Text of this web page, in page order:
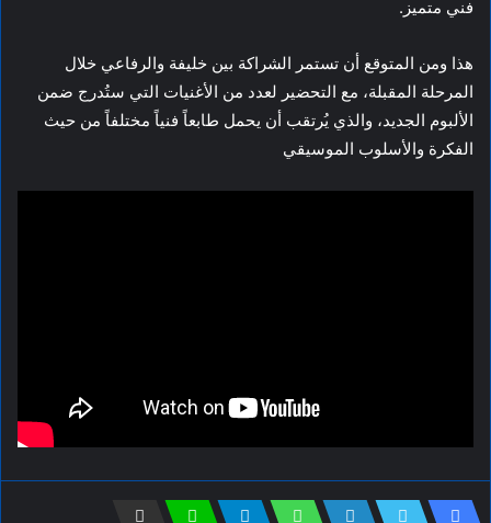
فني متميز.
هذا ومن المتوقع أن تستمر الشراكة بين خليفة والرفاعي خلال
المرحلة المقبلة، مع التحضير لعدد من الأغنيات التي ستُدرج ضمن
الألبوم الجديد، والذي يُرتقب أن يحمل طابعاً فنياً مختلفاً من حيث
الفكرة والأسلوب الموسيقي